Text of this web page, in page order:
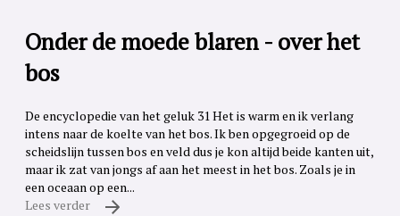
Onder de moede blaren - over het
bos
De encyclopedie van het geluk 31 Het is warm en ik verlang
intens naar de koelte van het bos. Ik ben opgegroeid op de
scheidslijn tussen bos en veld dus je kon altijd beide kanten uit,
maar ik zat van jongs af aan het meest in het bos. Zoals je in
een oceaan op een...
Lees verder